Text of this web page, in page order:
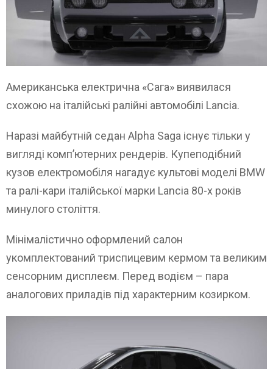
Американська електрична «Сага» виявилася
схожою на італійські ралійні автомобілі Lancia.
Наразі майбутній седан Alpha Saga існує тільки у
вигляді комп’ютерних рендерів. Купеподібний
кузов електромобіля нагадує культові моделі BMW
та ралі-кари італійської марки Lancia 80-х років
минулого століття.
Мінімалістично оформлений салон
укомплектований триспицевим кермом та великим
сенсорним дисплеєм. Перед водієм – пара
аналогових приладів під характерним козирком.